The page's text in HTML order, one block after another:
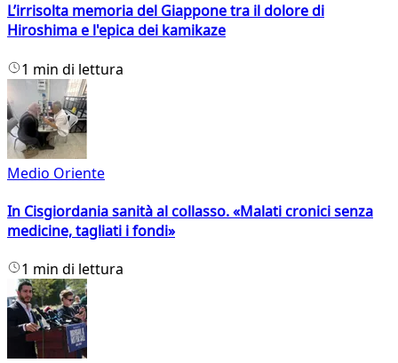
L’irrisolta memoria del Giappone tra il dolore di
Hiroshima e l'epica dei kamikaze
1 min di lettura
Medio Oriente
In Cisgiordania sanità al collasso. «Malati cronici senza
medicine, tagliati i fondi»
1 min di lettura